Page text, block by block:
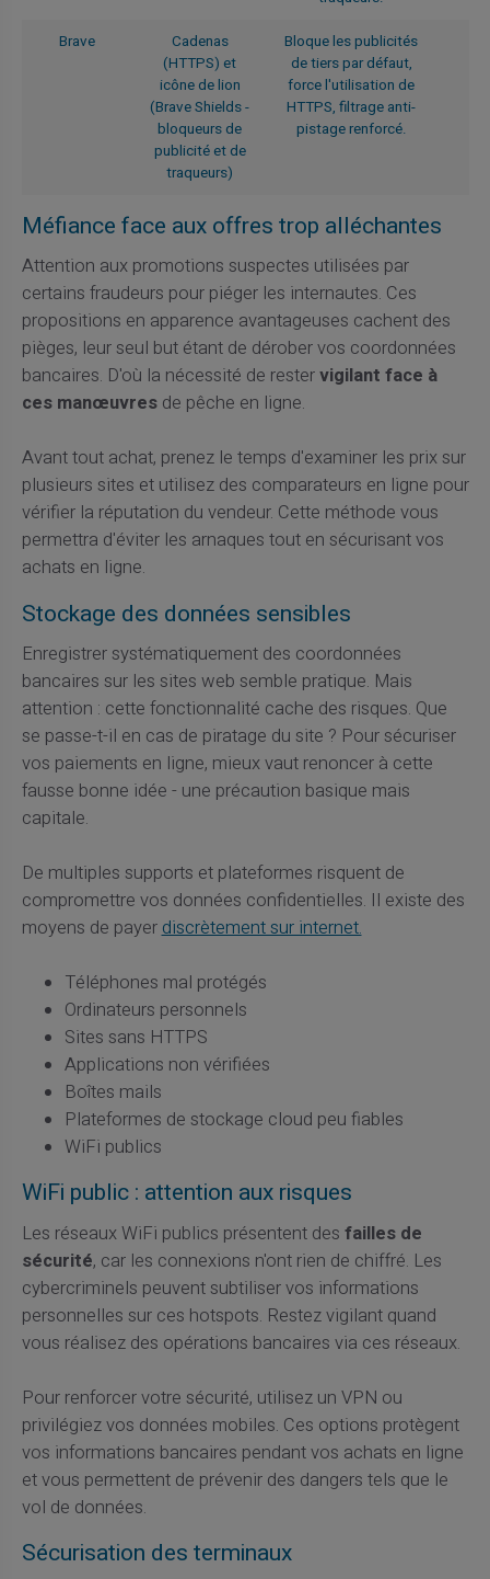
Brave
Cadenas
(HTTPS) et
icône de lion
(Brave Shields -
bloqueurs de
publicité et de
traqueurs)
Bloque les publicités
de tiers par défaut,
force l'utilisation de
HTTPS, filtrage anti-
pistage renforcé.
Méfiance face aux offres trop alléchantes
Attention aux promotions suspectes utilisées par
certains fraudeurs pour piéger les internautes. Ces
propositions en apparence avantageuses cachent des
pièges, leur seul but étant de dérober vos coordonnées
bancaires. D'où la nécessité de restervigilant face à
ces manœuvresde pêche en ligne.
Avant tout achat, prenez le temps d'examiner les prix sur
plusieurs sites et utilisez des comparateurs en ligne pour
vérifier la réputation du vendeur. Cette méthode vous
permettra d'éviter les arnaques tout en sécurisant vos
achats en ligne.
Stockage des données sensibles
Enregistrer systématiquement des coordonnées
bancaires sur les sites web semble pratique. Mais
attention : cette fonctionnalité cache des risques. Que
se passe-t-il en cas de piratage du site ? Pour sécuriser
vos paiements en ligne, mieux vaut renoncer à cette
fausse bonne idée - une précaution basique mais
capitale.
De multiples supports et plateformes risquent de
compromettre vos données confidentielles. Il existe des
moyens de payerdiscrètement sur internet.
Téléphones mal protégés
Ordinateurs personnels
Sites sans HTTPS
Applications non vérifiées
Boîtes mails
Plateformes de stockage cloud peu fiables
WiFi publics
WiFi public : attention aux risques
Les réseaux WiFi publics présentent des failles de
sécurité, car les connexions n'ont rien de chiffré. Les
cybercriminels peuvent subtiliser vos informations
personnelles sur ces hotspots. Restez vigilant quand
vous réalisez des opérations bancaires via ces réseaux.
Pour renforcer votre sécurité, utilisez un VPN ou
privilégiez vos données mobiles. Ces options protègent
vos informations bancaires pendant vos achats en ligne
et vous permettent de prévenir des dangers tels que le
vol de données.
Sécurisation des terminaux